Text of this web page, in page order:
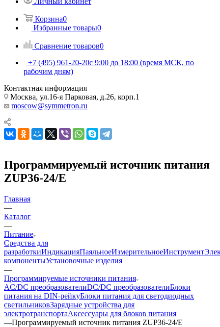
Корзина0
Избранные товары0
Сравнение товаров0
+7 (495) 961-20-20с 9:00 до 18:00 (время МСК, по
рабочим дням)
Контактная информация
Москва, ул.16-я Парковая, д.26, корп.1
moscow@symmetron.ru
Программируемый источник питания
ZUP36-24/E
Главная
—
Каталог
—
Питание
Средства для
разработкиИндикацияПаяльноеИзмерительноеИнструмент
компонентыУстановочные изделия
—
Программируемые источники питания
AC/DC преобразователиDC/DC преобразователиБлоки
питания на DIN-рейкуБлоки питания для светодиодных
светильниковЗарядные устройства для
электротранспортаАксессуары для блоков питания
—Программируемый источник питания ZUP36-24/E